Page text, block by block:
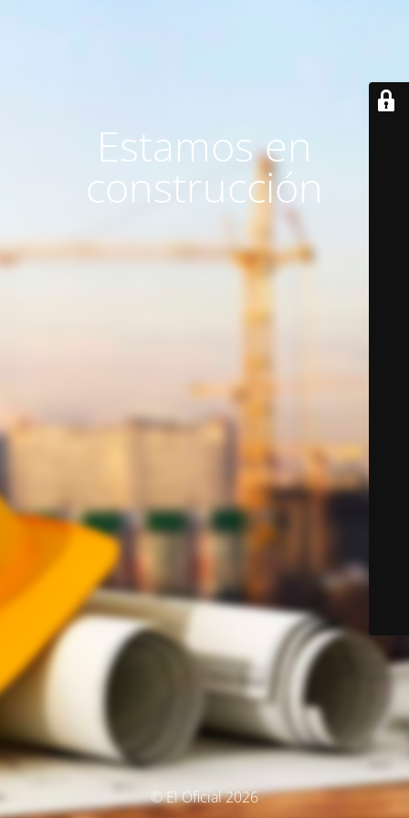
Estamos en
construcción
© El Oficial 2026